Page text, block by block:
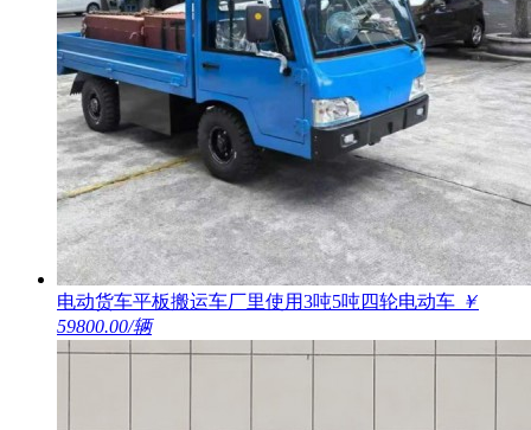
电动货车平板搬运车厂里使用3吨5吨四轮电动车 ￥
59800.00/辆